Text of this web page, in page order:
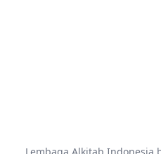
Lembaga Alkitab Indonesia